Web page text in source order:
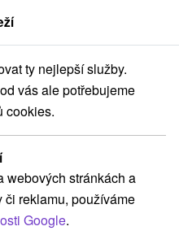
a galérie Dolná Nitra
Nitra
zrúcaniny(7)
Vínne cesty
ty nejlepší služby.
vás ale potřebujeme
cookies.
webových stránkách a
reklamu, používáme
Google.